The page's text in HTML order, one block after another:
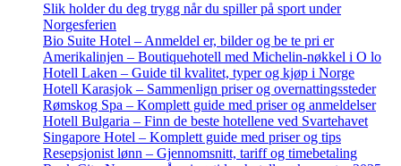
Slik holder du deg trygg når du spiller på sport under
Norgesferien
Bio Suite Hotel – Anmeldel er, bilder og be te pri er
Amerikalinjen – Boutiquehotell med Michelin-nøkkel i O lo
Hotell Laken – Guide til kvalitet, typer og kjøp i Norge
Hotell Karasjok – Sammenlign priser og overnattingssteder
Rømskog Spa – Komplett guide med priser og anmeldelser
Hotell Bulgaria – Finn de beste hotellene ved Svartehavet
Singapore Hotel – Komplett guide med priser og tips
Resepsjonist lønn – Gjennomsnitt, tariff og timebetaling